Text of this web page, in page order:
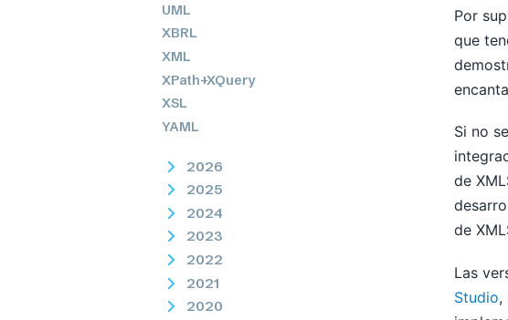
UML
XBRL
XML
XPath+XQuery
XSL
YAML
2026
2025
2024
2023
2022
2021
2020
Por
que
Si no
de
de
Las
Studio,